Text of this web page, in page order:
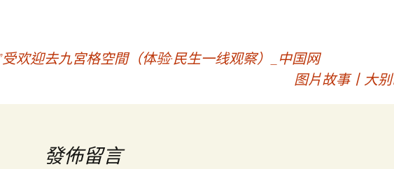
受欢迎去九宮格空間（体验·民生一线观察）_中国网
图片故事丨大
發佈留言